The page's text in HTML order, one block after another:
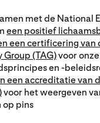
met de National
een positief
een certificering van
(TAG)voor onze
en -
een accreditatie van
voor het weergeven
op pins